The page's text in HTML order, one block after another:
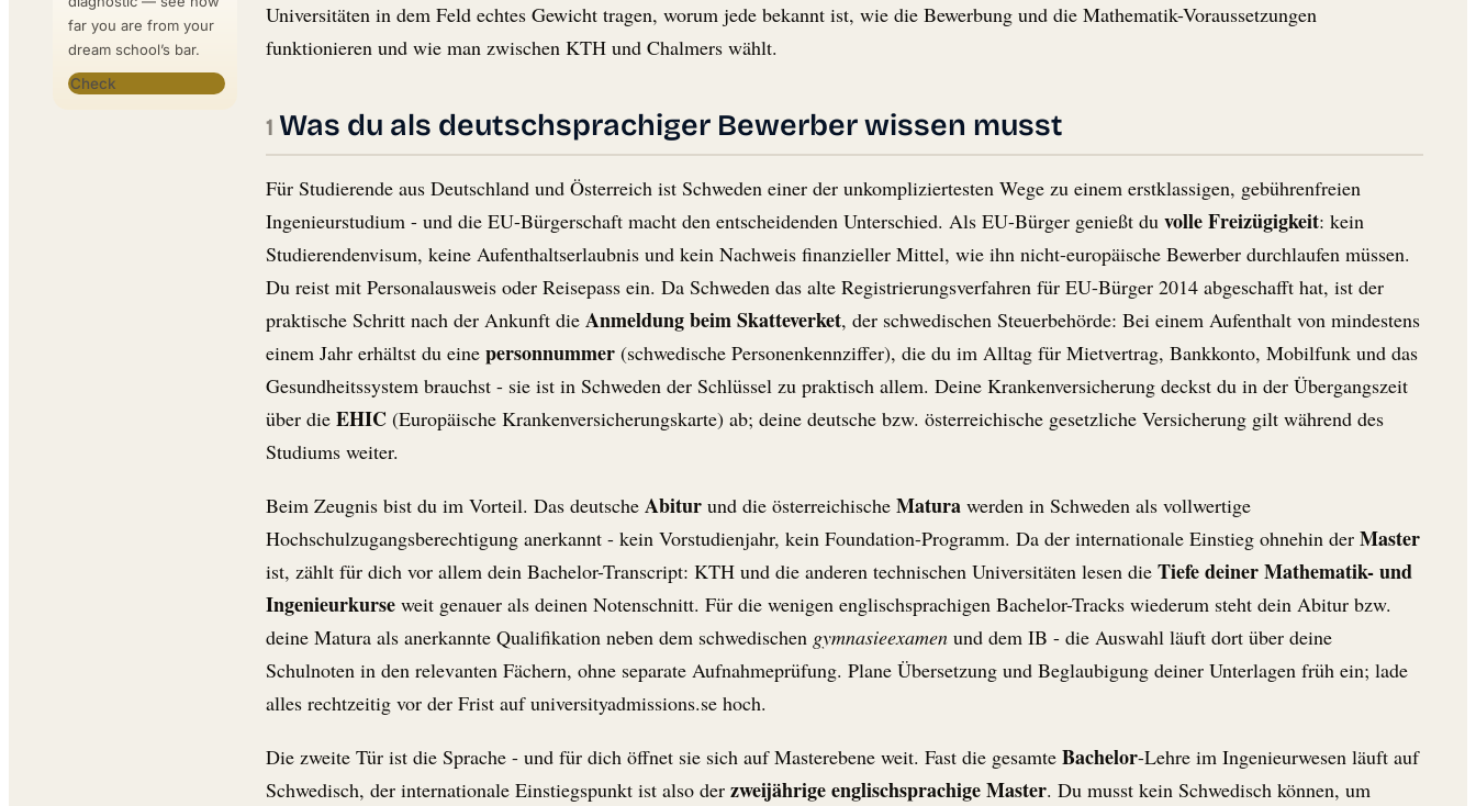
far you are from your
dream school’s bar.
Check
Universitäten in dem Feld echtes Gewicht tragen, worum jede bekannt ist, wie die Bewerbung und die Mathematik-Voraussetzungen
funktionieren und wie man zwischen KTH und Chalmers wählt.
Was du als deutschsprachiger Bewerber wissen musst
Für Studierende aus Deutschland und Österreich ist Schweden einer der unkompliziertesten Wege zu einem erstklassigen, gebührenfreien
Ingenieurstudium - und die EU-Bürgerschaft macht den entscheidenden Unterschied. Als EU-Bürger genießt du volle Freizügigkeit: kein
Studierendenvisum, keine Aufenthaltserlaubnis und kein Nachweis finanzieller Mittel, wie ihn nicht-europäische Bewerber durchlaufen müssen.
Du reist mit Personalausweis oder Reisepass ein. Da Schweden das alte Registrierungsverfahren für EU-Bürger 2014 abgeschafft hat, ist der
praktische Schritt nach der Ankunft die Anmeldung beim Skatteverket, der schwedischen Steuerbehörde: Bei einem Aufenthalt von mindestens
einem Jahr erhältst du eine personnummer (schwedische Personenkennziffer), die du im Alltag für Mietvertrag, Bankkonto, Mobilfunk und das
Gesundheitssystem brauchst - sie ist in Schweden der Schlüssel zu praktisch allem. Deine Krankenversicherung deckst du in der Übergangszeit
über die EHIC (Europäische Krankenversicherungskarte) ab; deine deutsche bzw. österreichische gesetzliche Versicherung gilt während des
Studiums weiter.
Beim Zeugnis bist du im Vorteil. Das deutsche Abitur und die österreichische Matura werden in Schweden als vollwertige
Hochschulzugangsberechtigung anerkannt - kein Vorstudienjahr, kein Foundation-Programm. Da der internationale Einstieg ohnehin der Master
ist, zählt für dich vor allem dein Bachelor-Transcript: KTH und die anderen technischen Universitäten lesen die Tiefe deiner Mathematik- und
Ingenieurkurse weit genauer als deinen Notenschnitt. Für die wenigen englischsprachigen Bachelor-Tracks wiederum steht dein Abitur bzw.
deine Matura als anerkannte Qualifikation neben dem schwedischen gymnasieexamen und dem IB - die Auswahl läuft dort über deine
Schulnoten in den relevanten Fächern, ohne separate Aufnahmeprüfung. Plane Übersetzung und Beglaubigung deiner Unterlagen früh ein; lade
alles rechtzeitig vor der Frist auf universityadmissions.se hoch.
Die zweite Tür ist die Sprache - und für dich öffnet sie sich auf Masterebene weit. Fast die gesamte Bachelor-Lehre im Ingenieurwesen läuft auf
Schwedisch, der internationale Einstiegspunkt ist also der zweijährige englischsprachige Master. Du musst kein Schwedisch können, um